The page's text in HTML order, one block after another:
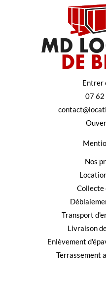
Entrer
07 62
Nos
Collecte
Transport
Livraison
Enlèvement
Terrassement